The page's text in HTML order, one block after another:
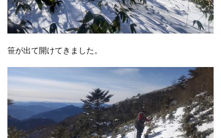
笹が出て開けてきました。